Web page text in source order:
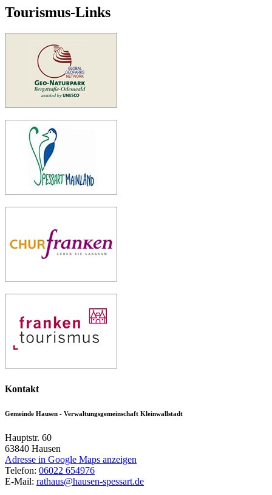
Tourismus-Links
Kontakt
Gemeinde Hausen - Verwaltungsgemeinschaft Kleinwallstadt
Hauptstr. 60
63840 Hausen
Adresse in Google Maps anzeigen
Telefon: 06022 654976
E-Mail: rathaus@hausen-spessart.de